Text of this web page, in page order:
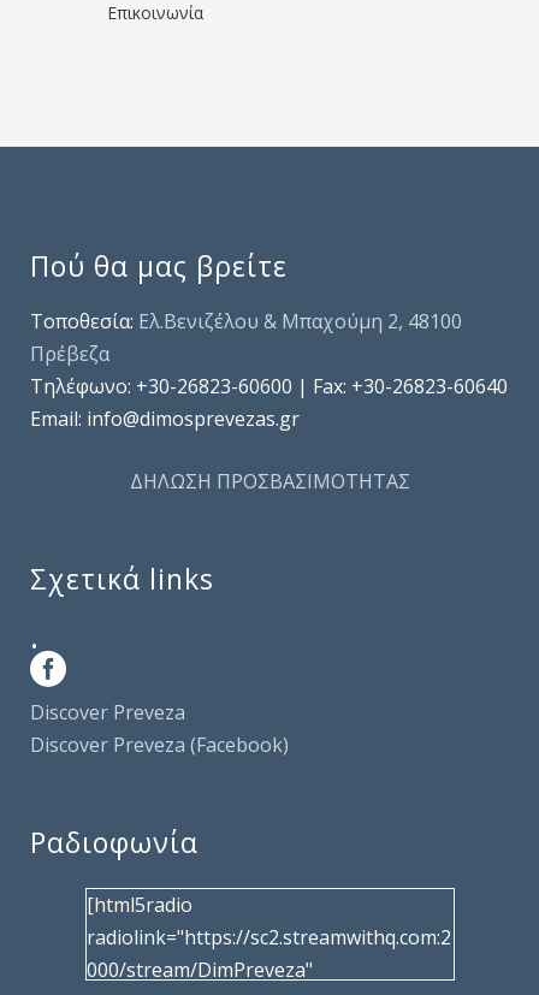
Επικοινωνία
Πού θα μας βρείτε
Τοποθεσία: Ελ.Βενιζέλου & Μπαχούμη 2, 48100
Πρέβεζα
Τηλέφωνo: +30-26823-60600 | Fax: +30-26823-60640
Email: info@dimosprevezas.gr
ΔΗΛΩΣΗ ΠΡΟΣΒΑΣΙΜΟΤΗΤΑΣ
Σχετικά links
.
Discover Preveza
Discover Preveza (Facebook)
Ραδιοφωνία
[html5radio
radiolink="https://sc2.streamwithq.com:2
000/stream/DimPreveza"